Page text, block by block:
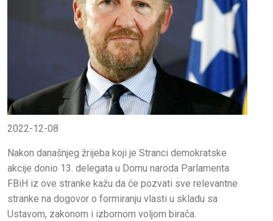
2022-12-08
Nakon današnjeg žrijeba koji je Stranci demokratske
akcije donio 13. delegata u Domu naroda Parlamenta
FBiH iz ove stranke kažu da će pozvati sve relevantne
stranke na dogovor o formiranju vlasti u skladu sa
Ustavom, zakonom i izbornom voljom birača.